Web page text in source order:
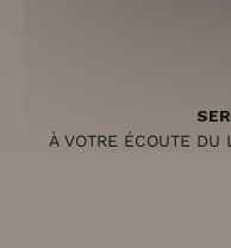
À VOTRE ÉCOUTE DU